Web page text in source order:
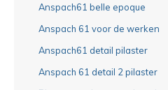
Anspach61 belle epoque
Anspach 61 voor de werken
Anspach61 detail pilaster
Anspach 61 detail 2 pilaster